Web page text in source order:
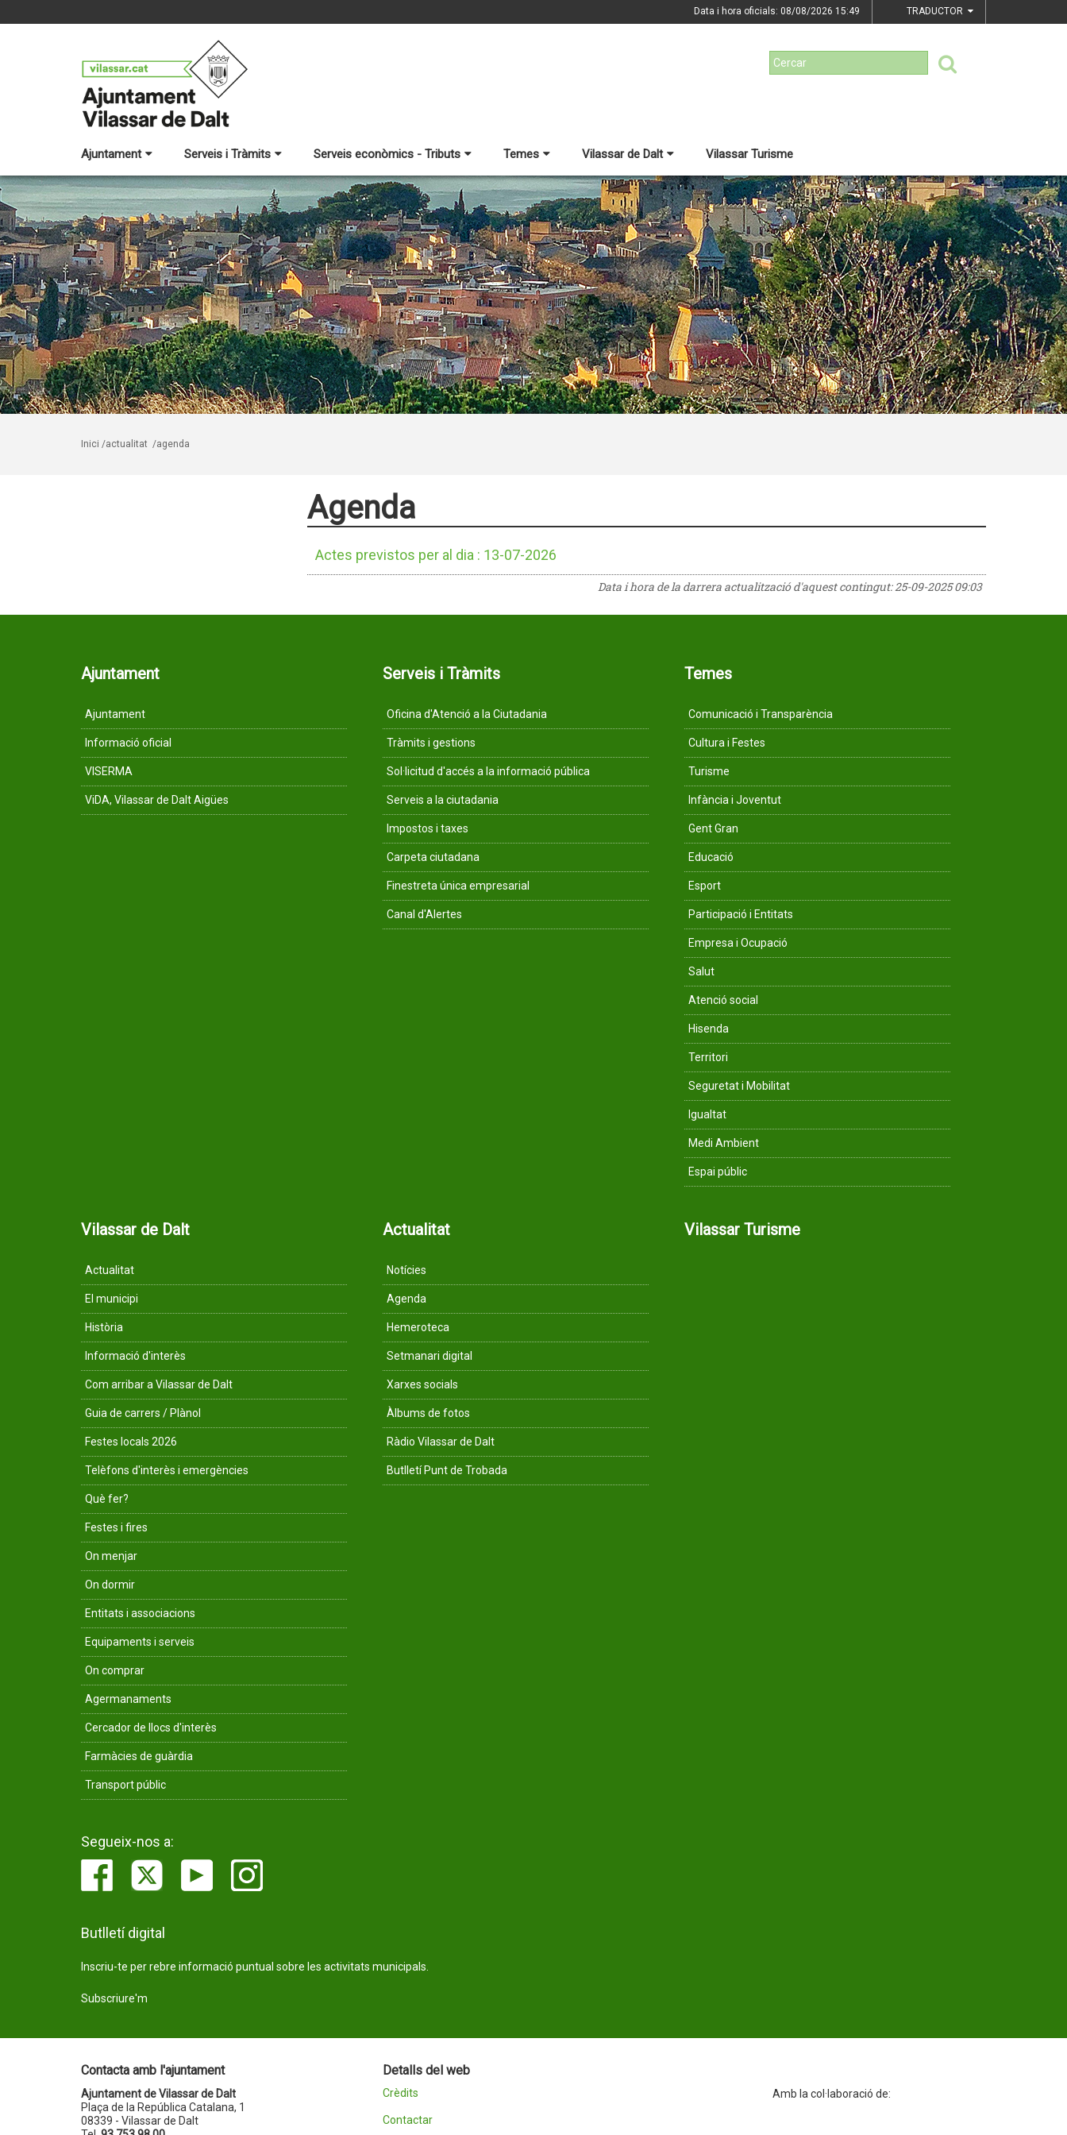
Data i hora oficials: 08/08/2026 15:49 TRADUCTOR
Ajuntament Serveis i Tràmits Serveis econòmics - Tributs Temes Vilassar de Dalt Vilassar Turisme
Inici /actualitat /agenda
Agenda
Actes previstos per al dia : 13-07-2026
Data i hora de la darrera actualització d'aquest contingut:25-09-2025 09:03
Ajuntament
Ajuntament
Informació oficial
VISERMA
ViDA, Vilassar de Dalt Aigües
Serveis i Tràmits
Oficina d'Atenció a la Ciutadania
Tràmits i gestions
Sol·licitud d'accés a la informació pública
Serveis a la ciutadania
Impostos i taxes
Carpeta ciutadana
Finestreta única empresarial
Canal d'Alertes
Temes
Comunicació i Transparència
Cultura i Festes
Turisme
Infància i Joventut
Gent Gran
Educació
Esport
Participació i Entitats
Empresa i Ocupació
Salut
Atenció social
Hisenda
Territori
Seguretat i Mobilitat
Igualtat
Medi Ambient
Espai públic
Vilassar de Dalt
Actualitat
El municipi
Història
Informació d'interès
Com arribar a Vilassar de Dalt
Guia de carrers / Plànol
Festes locals 2026
Telèfons d'interès i emergències
Què fer?
Festes i fires
On menjar
On dormir
Entitats i associacions
Equipaments i serveis
On comprar
Agermanaments
Cercador de llocs d'interès
Farmàcies de guàrdia
Transport públic
Actualitat
Notícies
Agenda
Hemeroteca
Setmanari digital
Xarxes socials
Àlbums de fotos
Ràdio Vilassar de Dalt
Butlletí Punt de Trobada
Vilassar Turisme
Segueix-nos a:
Butlletí digital
Inscriu-te per rebre informació puntual sobre les activitats municipals.
Subscriure'm
Contacta amb l'ajuntament
Ajuntament de Vilassar de Dalt
Plaça de la República Catalana, 1
08339 - Vilassar de Dalt
Detalls del web
Crèdits
Contactar
Amb la col·laboració de: